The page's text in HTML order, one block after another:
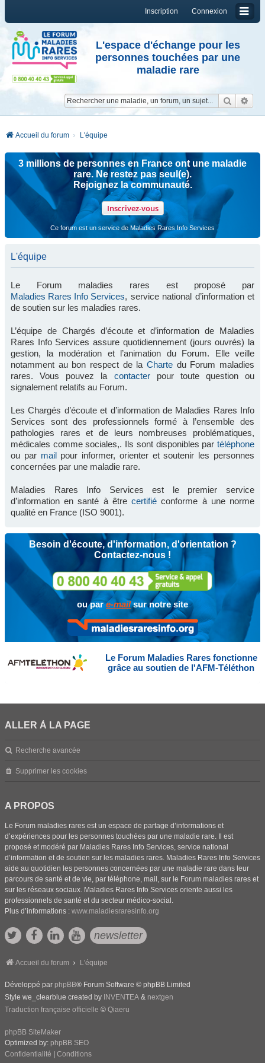
Connexion
Inscription
L'espace d'échange pour les
personnes touchées par une
maladie rare
Accueil du forum L'équipe
3 millions de personnes en France ont une maladie
rare. Ne restez pas seul(e).
Rejoignez la communauté.
Inscrivez-vous
Ce forum est un service de Maladies Rares Info Services
L'équipe
Le Forum maladies rares est proposé par
Maladies Rares Info Services, service national d’information et
de soutien sur les maladies rares.
L’équipe de Chargés d’écoute et d’information de Maladies
Rares Info Services assure quotidiennement (jours ouvrés) la
gestion, la modération et l’animation du Forum. Elle veille
notamment au bon respect de la Charte du Forum maladies
rares. Vous pouvez la contacterpour toute question ou
signalement relatifs au Forum.
Les Chargés d’écoute et d’information de Maladies Rares Info
Services sont des professionnels formé à l’ensemble des
pathologies rares et de leurs nombreuses problématiques,
médicales comme sociales,. Ils sont disponibles par téléphone
ou par mailpour informer, orienter et soutenir les personnes
concernées par une maladie rare.
Maladies Rares Info Services est le premier service
d’information en santé à êtrecertifié conforme à une norme
qualité en France (ISO 9001).
Besoin d'écoute, d'information, d'orientation ?
Contactez-nous !
ou pare-mailsur notre site
Le Forum Maladies Rares fonctionne
grâce au soutien de l'AFM-Téléthon
ALLER À LA PAGE
Recherche avancée
Supprimer les cookies
A PROPOS
Le Forum maladies rares est un espace de partage d’informations et
d’expériences pour les personnes touchées par une maladie rare. Il est
proposé et modéré par Maladies Rares Info Services, service national
d’information et de soutien sur les maladies rares. Maladies Rares Info Services
aide au quotidien les personnes concernées par une maladie rare dans leur
parcours de santé et de vie, par téléphone, mail, sur le Forum maladies rares et
sur les réseaux sociaux. Maladies Rares Info Services oriente aussi les
professionnels de santé et du secteur médico-social.
Plus d’informations : www.maladiesraresinfo.org
newsletter
Accueil du forum L'équipe
Développé par phpBB® Forum Software © phpBB Limited
Style we_clearblue created by INVENTEA & nextgen
Traduction française officielle © Qiaeru
phpBB SiteMaker
Optimized by: phpBB SEO
Confidentialité
Conditions